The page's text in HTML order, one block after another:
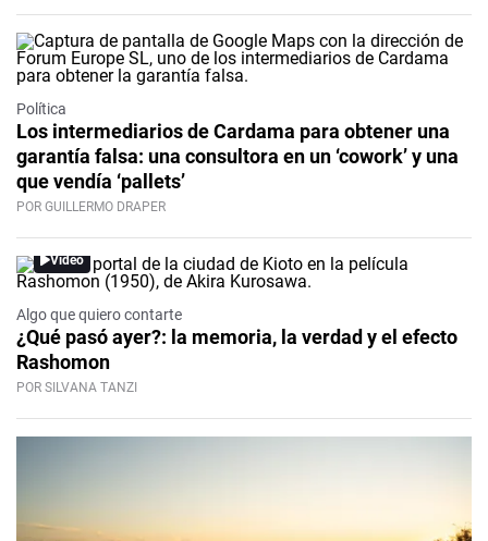
Política
Los intermediarios de Cardama para obtener una
garantía falsa: una consultora en un ‘cowork’ y una
que vendía ‘pallets’
POR GUILLERMO DRAPER
Video
Algo que quiero contarte
¿Qué pasó ayer?: la memoria, la verdad y el efecto
Rashomon
POR SILVANA TANZI